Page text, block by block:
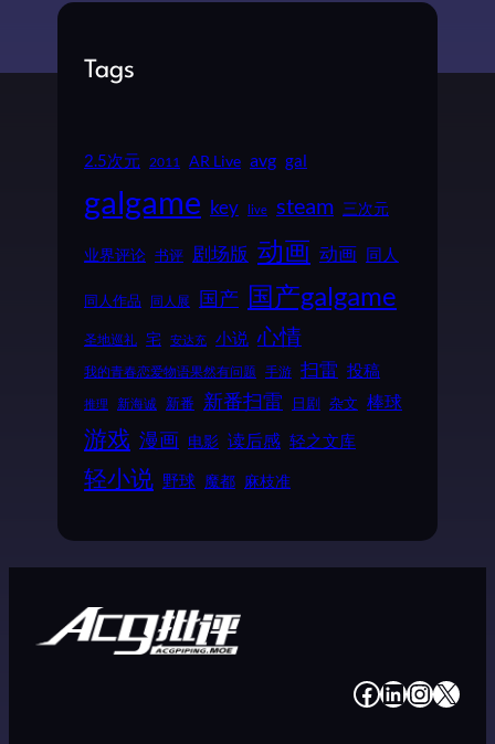
Tags
2.5次元 2011 AR Live avg gal
galgame key live steam 三次元
业界评论 书评 剧场版 动画 动画 同人
同人作品 同人展 国产 国产galgame
圣地巡礼 宅 安达充 小说 心情
我的青春恋爱物语果然有问题 手游 扫雷 投稿
推理 新海诚 新番 新番扫雷 日剧 杂文 棒球
游戏 漫画 电影 读后感 轻之文库
轻小说 野球 魔都 麻枝准
# # # #